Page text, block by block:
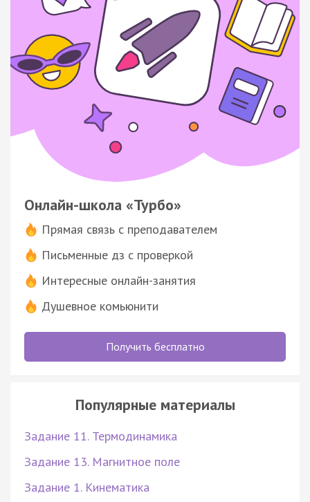
Онлайн-школа «Турбо»
Прямая связь с преподавателем
Письменные дз с проверкой
Интересные онлайн-занятия
Душевное комьюнити
Получить бесплатно
Популярные материалы
Задание 11. Термодинамика
Задание 13. Магнитное поле
Задание 1. Кинематика